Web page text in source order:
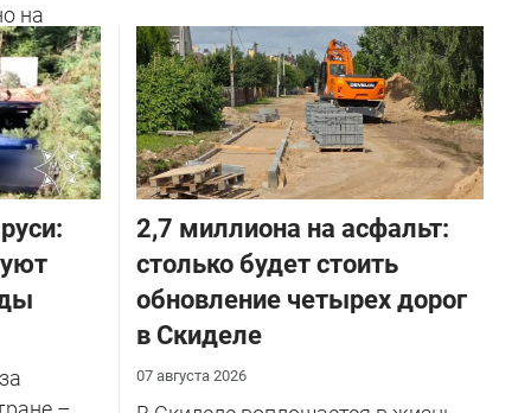
на
2,7 миллиона на асфальт:
столько будет стоить
обновление четырех дорог
в Скиделе
07 августа 2026